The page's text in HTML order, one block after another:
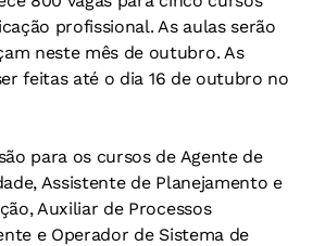
profissional. As aulas serão
neste mês de outubro. As
feitas até o dia 16 de outubro no
para os cursos de Agente de
Assistente de Planejamento e
Auxiliar de Processos
e Operador de Sistema de